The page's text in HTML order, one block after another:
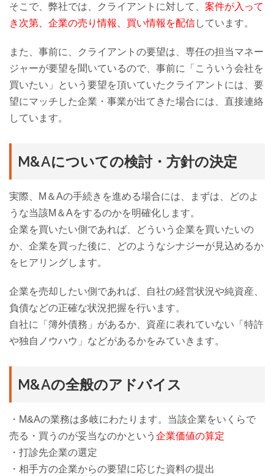
そこで、弊社では、クライアントに対して、 案件が入って
き次第、企業の売り情報、買い情報を配信しています。
また、事前に、クライアントの要望は、専任の担当マネー
ジャーが要望を聞いているので、事前に「こういう会社を
買いたい」という要望を頂いていたクライアントには、要
望にマッチした企業・事業が出てきた場合には、直接連絡
しています。
M&Aについての検討・方針の決定
実際、M＆Aの手続きを進める場合には、まずは、どのよ
うな当該M＆Aをするのかを明確化します。
企業を買いたい側であれば、どういう企業を買いたいの
か、企業を買った後に、どのようなシナジーが見込めるか
をヒアリングします。
企業を売却したい側であれば、自社の経営状況や純資産、
負債などの正確な状況把握を行います。
自社に「簿外債務」があるか、資産に表れていない「特許
や独自ノウハウ」などがあるかをみていきます。
M&Aの全般のアドバイス
・M&Aの業務は多岐にわたります。当該企業をいくらで
売る・買うのが妥当なのかという 企業価値の算定
・打診先企業の選定
・相手方の企業からの要望に応じた資料の提出